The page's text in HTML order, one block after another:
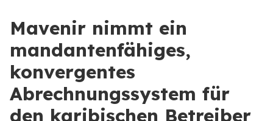
Mavenir nimmt ein
mandantenfähiges,
konvergentes
Abrechnungssystem für
den karibischen Betreiber